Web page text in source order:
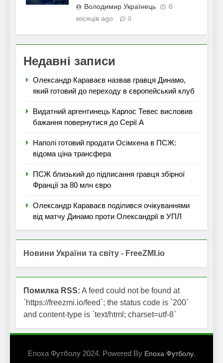
Володимир Українець
6
місяців ago
0
Недавні записи
Олександр Караваєв назвав гравця Динамо,
який готовий до переходу в європейський клуб
Видатний аргентинець Карлос Тевес висловив
бажання повернутися до Серії А
Наполі готовий продати Осімхена в ПСЖ:
відома ціна трансфера
ПСЖ близький до підписання гравця збірної
Франції за 80 млн євро
Олександр Караваєв поділився очікуваннями
від матчу Динамо проти Олександрії в УПЛ
Новини України та світу - FreeZMI.io
Помилка RSS: A feed could not be found at
`https://freezmi.io/feed`; the status code is `200`
and content-type is `text/html; charset=utf-8`
Епоха Футболу 2024. Powered By Епоха Футболу.